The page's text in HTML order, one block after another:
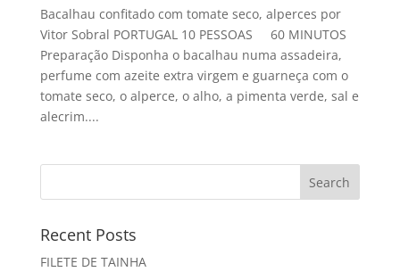
Bacalhau confitado com tomate seco, alperces por
Vitor Sobral PORTUGAL 10 PESSOAS 60 MINUTOS
Preparação Disponha o bacalhau numa assadeira,
perfume com azeite extra virgem e guarneça com o
tomate seco, o alperce, o alho, a pimenta verde, sal e
alecrim....
Recent Posts
FILETE DE TAINHA